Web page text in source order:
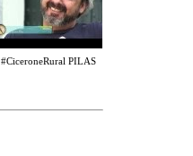
#CiceroneRural PILAS